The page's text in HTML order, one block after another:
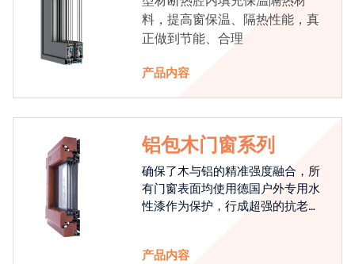
料，提高窗保温、隔热性能，真
正做到节能、合理
产品内容
铝包木门窗系列
确保了木与铝的精准强度融合，所
有门窗表面均使用德国户外专用水
性漆作为保护，行成超强的抗老化
产品内容